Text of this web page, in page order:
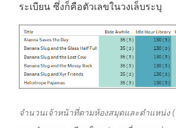
ระเบียน ซึ่งก็คือตัวเลขในวงเล็บระบุ
จำนวนเจ้าหน้าที่ตามห้องสมุดและตำแหน่ง